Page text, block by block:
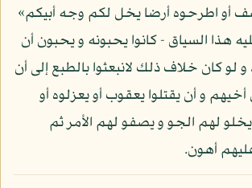
أو اطرحوه أرضا يخل لكم وجه أبيكم»
هذا السياق - كانوا يحبونه و يحبون أن
كان خلاف ذلك لانبعثوا بالطبع إلى أن
أخيهم و أن يقتلوا يعقوب أو يعزلوه أو
لهم الجو و يصفو لهم الأمر ثم
أهون.